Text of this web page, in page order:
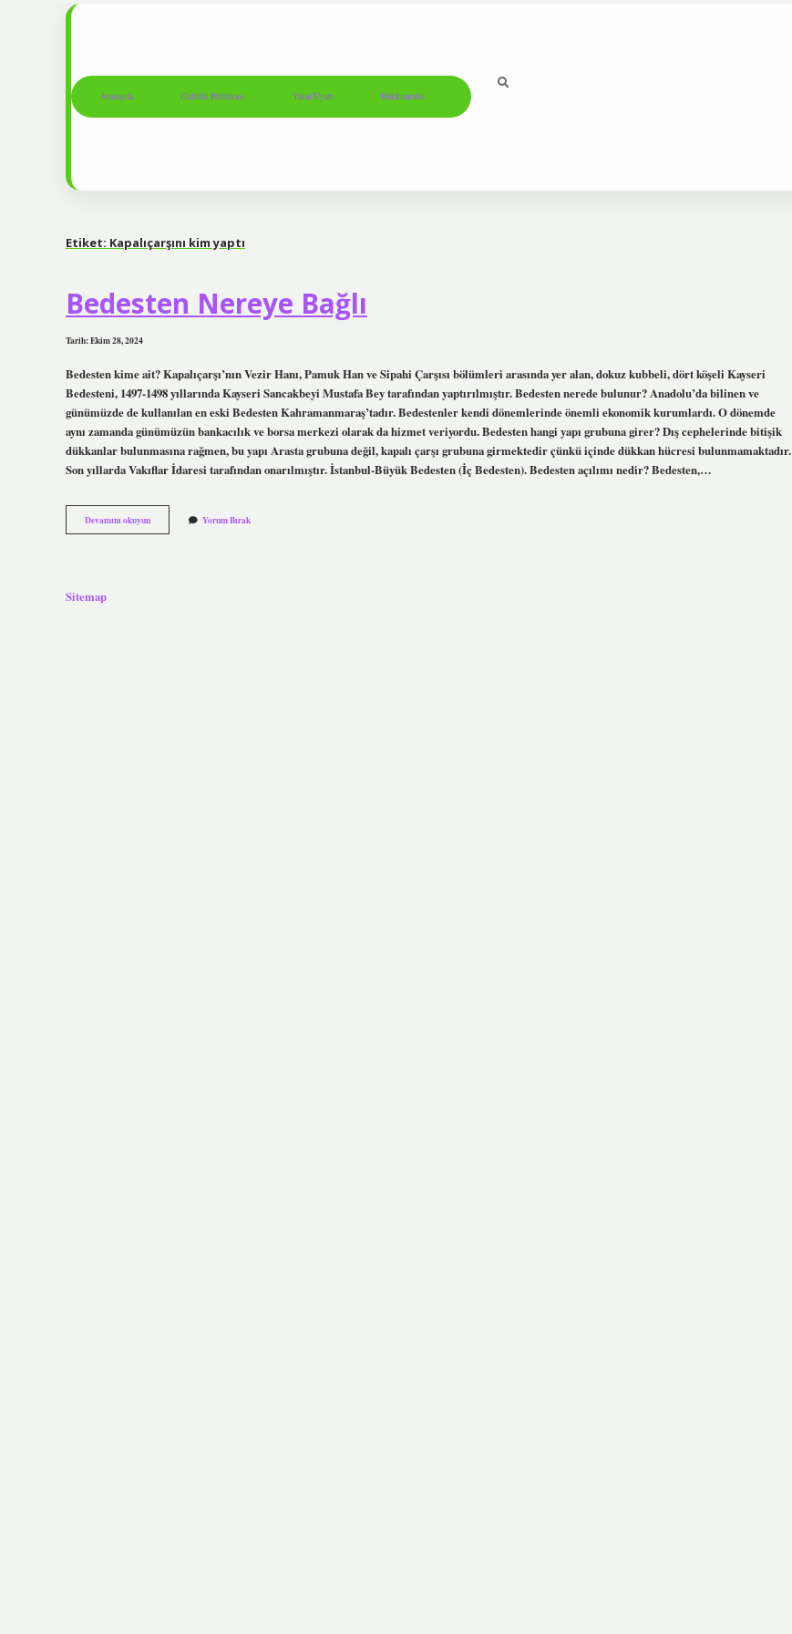
Anasayfa Gizlilik Politikası Yasal Uyarı Hakkımızda
Etiket: Kapalıçarşını kim yaptı
Bedesten Nereye Bağlı
Tarih: Ekim 28, 2024
Bedesten kime ait? Kapalıçarşı’nın Vezir Hanı, Pamuk Han ve Sipahi Çarşısı bölümleri arasında yer alan, dokuz kubbeli, dört köşeli Kayseri
Bedesteni, 1497-1498 yıllarında Kayseri Sancakbeyi Mustafa Bey tarafından yaptırılmıştır. Bedesten nerede bulunur? Anadolu’da bilinen ve
günümüzde de kullanılan en eski Bedesten Kahramanmaraş’tadır. Bedestenler kendi dönemlerinde önemli ekonomik kurumlardı. O dönemde
aynı zamanda günümüzün bankacılık ve borsa merkezi olarak da hizmet veriyordu. Bedesten hangi yapı grubuna girer? Dış cephelerinde bitişik
dükkanlar bulunmasına rağmen, bu yapı Arasta grubuna değil, kapalı çarşı grubuna girmektedir çünkü içinde dükkan hücresi bulunmamaktadır.
Son yıllarda Vakıflar İdaresi tarafından onarılmıştır. İstanbul-Büyük Bedesten (İç Bedesten). Bedesten açılımı nedir? Bedesten,…
Devamını okuyunBedesten
Nereye
Yorum Bırak
Sitemap